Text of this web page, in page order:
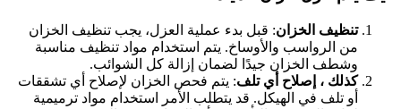
تنظيف الخزان: قبل بدء عملية العزل، يجب تنظيف الخزان
من الرواسب والأوساخ. يتم استخدام مواد تنظيف مناسبة
وشطف الخزان جيدًا لضمان إزالة كل الشوائب.
كذلك ، إصلاح أي تلف: يتم فحص الخزان لإصلاح أي تشققات
أو تلف في الهيكل. قد يتطلب الأمر استخدام مواد ترميمية